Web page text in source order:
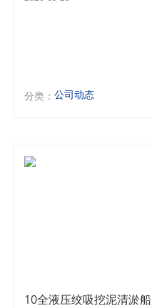
分类： 公司动态
10全液压绞吸挖泥清淤船